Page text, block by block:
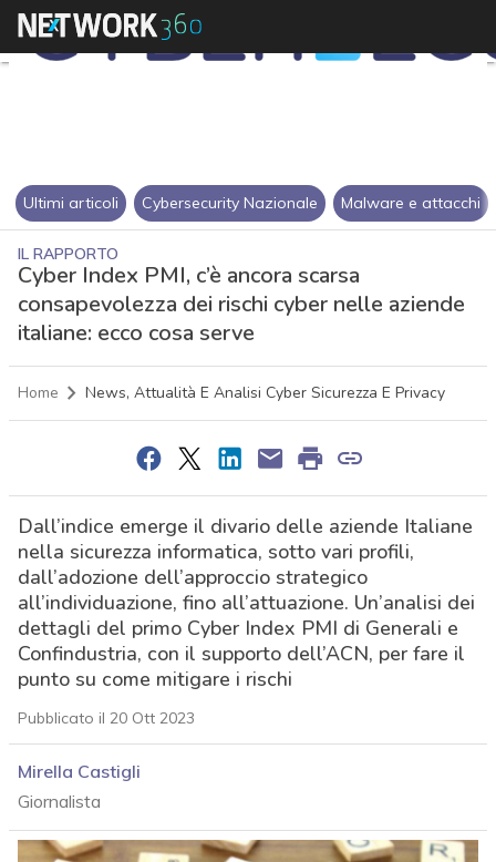
Ultimi articoli Cybersecurity Nazionale Malware e attacchi
IL RAPPORTO
Cyber Index PMI, c’è ancora scarsa
consapevolezza dei rischi cyber nelle aziende
italiane: ecco cosa serve
Home News, Attualità E Analisi Cyber Sicurezza E Privacy
Dall’indice emerge il divario delle aziende Italiane
nella sicurezza informatica, sotto vari profili,
dall’adozione dell’approccio strategico
all’individuazione, fino all’attuazione. Un’analisi dei
dettagli del primo Cyber Index PMI di Generali e
Confindustria, con il supporto dell’ACN, per fare il
punto su come mitigare i rischi
Pubblicato il 20 Ott 2023
Mirella Castigli
Giornalista